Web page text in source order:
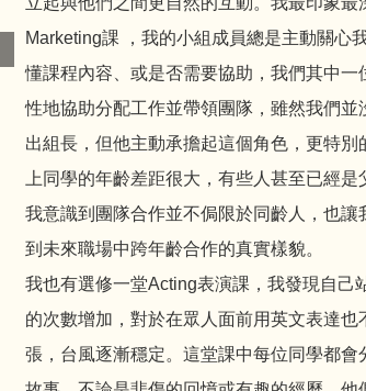
Marketing課 ，我的小組成員總是主動關心
懂課程內容、或是否需要協助，我們其中一
性地協助分配工作並帶領團隊，雖然我們並
出組長，但他主動承擔起這個角色，更特別
上同學的年齡差距很大，有些人甚至已經是
我意識到團隊合作並不侷限於同齡人，也讓
到未來職場中跨年齡合作的真實樣貌。
我也有選修一堂Acting表演課，我發現自己
的次數增加，對於在眾人面前用英文表達也
張，台風逐漸穩定。這堂課中每位同學都會